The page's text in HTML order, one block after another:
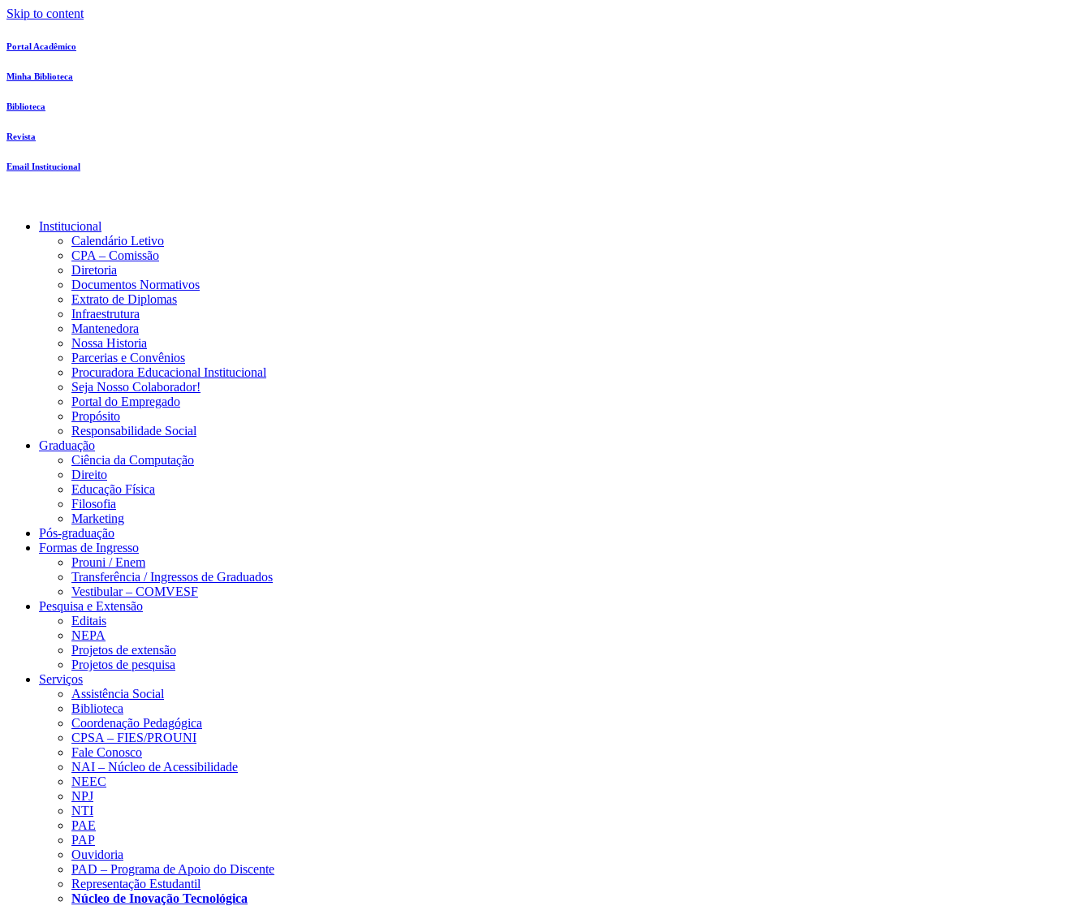
Skip to content
Portal Acadêmico
Minha Biblioteca
Biblioteca
Revista
Email Institucional
Institucional
Calendário Letivo
CPA – Comissão
Diretoria
Documentos Normativos
Extrato de Diplomas
Infraestrutura
Mantenedora
Nossa Historia
Parcerias e Convênios
Procuradora Educacional Institucional
Seja Nosso Colaborador!
Portal do Empregado
Propósito
Responsabilidade Social
Graduação
Ciência da Computação
Direito
Educação Física
Filosofia
Marketing
Pós-graduação
Formas de Ingresso
Prouni / Enem
Transferência / Ingressos de Graduados
Vestibular – COMVESF
Pesquisa e Extensão
Editais
NEPA
Projetos de extensão
Projetos de pesquisa
Serviços
Assistência Social
Biblioteca
Coordenação Pedagógica
CPSA – FIES/PROUNI
Fale Conosco
NAI – Núcleo de Acessibilidade
NEEC
NPJ
NTI
PAE
PAP
Ouvidoria
PAD – Programa de Apoio do Discente
Representação Estudantil
Núcleo de Inovação Tecnológica